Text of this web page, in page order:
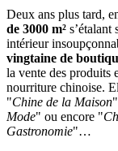
Deux ans plus tard,
de 3000 m² s’étalant
intérieur
vingtaine de
la vente des produits
nourriture chinoise.
"Chine de la Maison
Mode" ou encore "
Gastronomie"…